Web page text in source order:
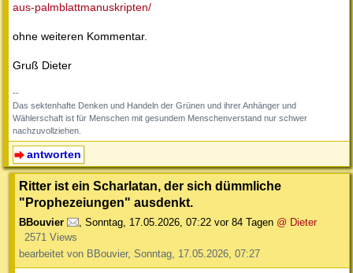
aus-palmblattmanuskripten/
ohne weiteren Kommentar.
Gruß Dieter
--
Das sektenhafte Denken und Handeln der Grünen und ihrer Anhänger und
Wählerschaft ist für Menschen mit gesundem Menschenverstand nur schwer
nachzuvollziehen.
antworten
Ritter ist ein Scharlatan, der sich dümmliche
"Prophezeiungen" ausdenkt.
BBouvier , Sonntag, 17.05.2026, 07:22 vor 84 Tagen @ Dieter
2571 Views
bearbeitet von BBouvier, Sonntag, 17.05.2026, 07:27